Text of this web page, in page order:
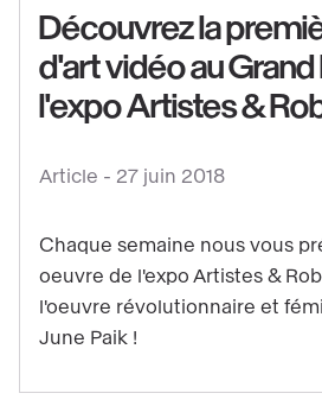
Découvrez
première
oeuvre
Grand
Artistes
Découvrez la
d'art vidéo au Grand
l'expo Artistes &
Article - 27 juin 2018
Chaque semaine nous vous
oeuvre de l'expo Artistes &
l'oeuvre révolutionnaire et
June Paik !